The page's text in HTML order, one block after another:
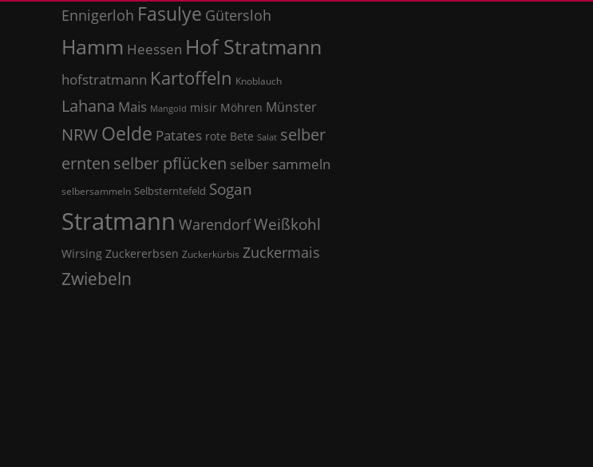
Ennigerloh Fasulye Gütersloh
Hamm Heessen Hof Stratmann
hofstratmann Kartoffeln Knoblauch
Lahana Mais Mangold misir Möhren Münster
NRW Oelde Patates rote Bete Salat selber
ernten selber pflücken selber sammeln
selbersammeln Selbsterntefeld Sogan
Stratmann WarendorfWeißkohl
Wirsing Zuckererbsen Zuckerkürbis Zuckermais
Zwiebeln